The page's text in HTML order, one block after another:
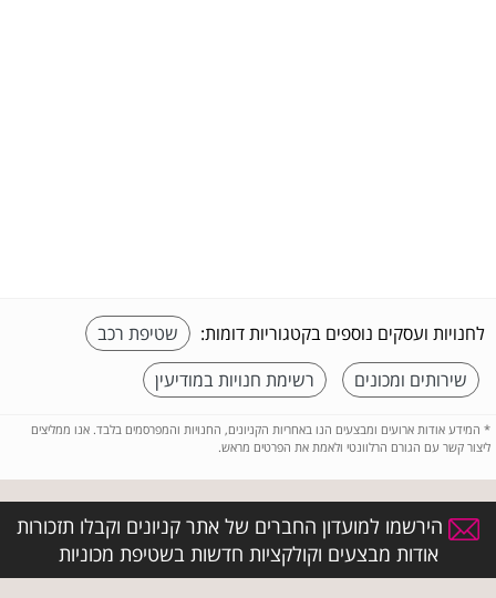
לחנויות ועסקים נוספים בקטגוריות דומות:
שטיפת רכב
שירותים ומכונים
רשימת חנויות במודיעין
* המידע אודות ארועים ומבצעים הנו באחריות הקניונים, החנויות והמפרסמים בלבד. אנו ממליצים
ליצור קשר עם הגורם הרלוונטי ולאמת את הפרטים מראש.
הירשמו למועדון החברים של אתר קניונים וקבלו תזכורות
אודות מבצעים וקולקציות חדשות בשטיפת מכוניות